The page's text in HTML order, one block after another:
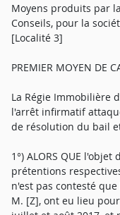
Moyens produits par
Conseils, pour la
[Localité 3]
PREMIER MOYEN DE
La Régie Immobilière
l'arrêt infirmatif
de résolution du bail
1°) ALORS QUE
prétentions
n'est pas contesté
M. [Z], ont eu lieu